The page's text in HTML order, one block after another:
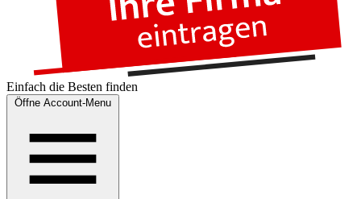
Einfach die Besten finden
Öffne Account-Menu